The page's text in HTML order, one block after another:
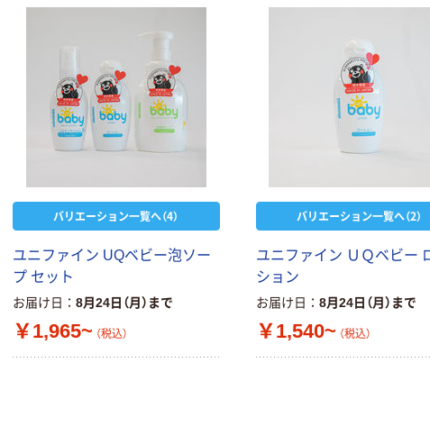
バリエーション一覧へ（4）
ユニファイン UQベビー泡ソー
プ セット
お届け日 8月24日（月）まで
￥1,965~ （税込）
バリエーション一覧へ（2）
ユニファイン ＵＱベビー
ション
お届け日 8月24日（月）まで
￥1,540~ （税込）